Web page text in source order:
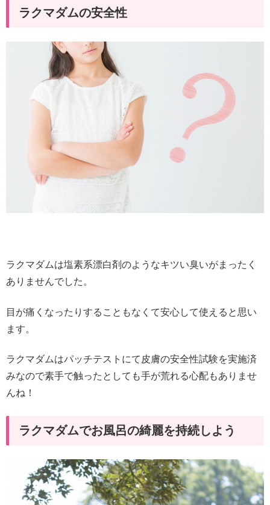
ラクマダムの安全性
ラクマダムは塩素系漂白剤のようなキツい臭いがまったく
ありませんでした。
目が痛くなったりすることもなくて安心して使えると思い
ます。
ラクマダムはパッチテストにて皮膚の安全性試験を実施済
みなので素手で触ったとしても手が荒れる心配もありませ
んね！
ラクマダムでお風呂の綺麗を持続しよう